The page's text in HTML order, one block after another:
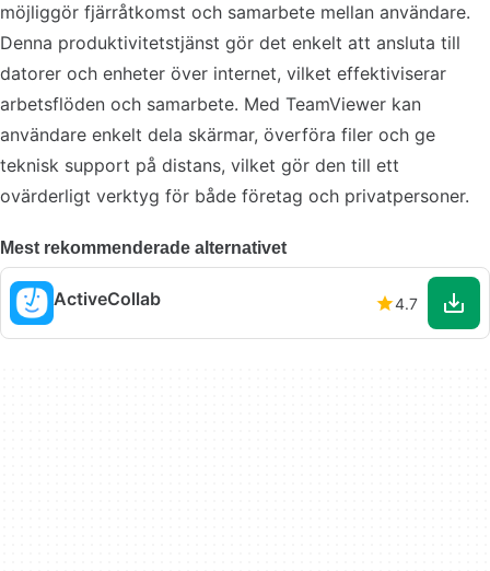
möjliggör fjärråtkomst och samarbete mellan användare.
Denna produktivitetstjänst gör det enkelt att ansluta till
datorer och enheter över internet, vilket effektiviserar
arbetsflöden och samarbete. Med TeamViewer kan
användare enkelt dela skärmar, överföra filer och ge
teknisk support på distans, vilket gör den till ett
ovärderligt verktyg för både företag och privatpersoner.
Mest rekommenderade alternativet
ActiveCollab 4.7